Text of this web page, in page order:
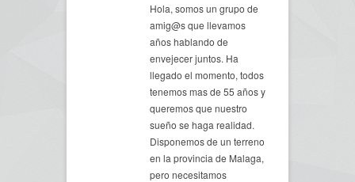
Hola, somos un grupo de
amig@s que llevamos
años hablando de
envejecer juntos. Ha
llegado el momento, todos
tenemos mas de 55 años y
queremos que nuestro
sueño se haga realidad.
Disponemos de un terreno
en la provincia de Malaga,
pero necesitamos